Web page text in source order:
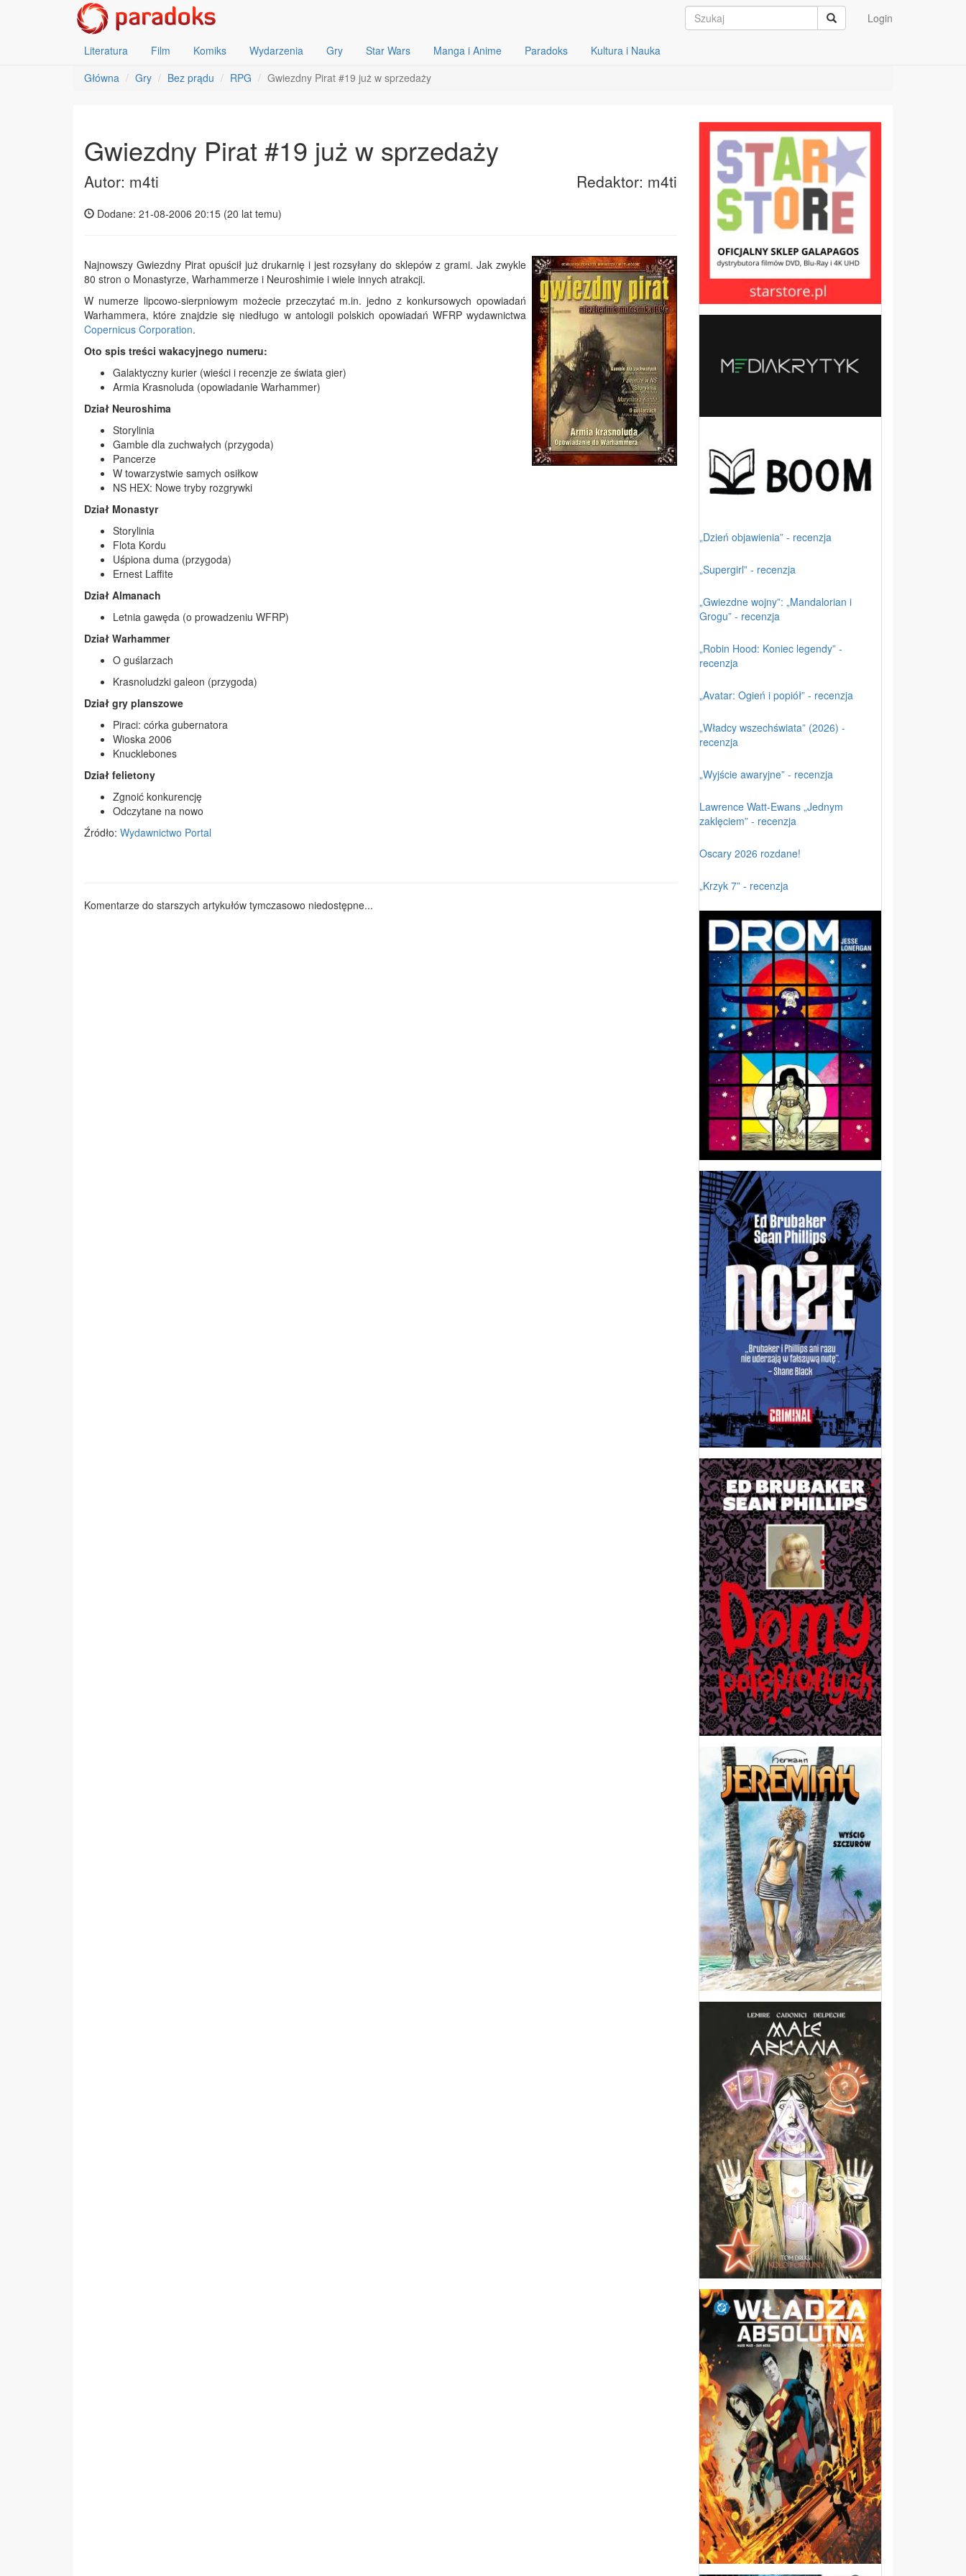
Login
Literatura Film Komiks Wydarzenia Gry Star Wars Manga i Anime Paradoks
Kultura i Nauka
Główna
Gry Bez prądu RPG Gwiezdny Pirat #19 już w sprzedaży
Gwiezdny Pirat #19 już w sprzedaży
Autor: m4ti Redaktor: m4ti
Dodane: 21-08-2006 20:15 (20 lat temu)
Najnowszy Gwiezdny Pirat opuścił już drukarnię i jest rozsyłany do sklepów z grami. Jak zwykle
80 stron o Monastyrze, Warhammerze i Neuroshimie i wiele innych atrakcji.
W numerze lipcowo-sierpniowym możecie przeczytać m.in. jedno z konkursowych opowiadań
Warhammera, które znajdzie się niedługo w antologii polskich opowiadań WFRP wydawnictwa
Copernicus Corporation.
Oto spis treści wakacyjnego numeru:
Galaktyczny kurier (wieści i recenzje ze świata gier)
Armia Krasnoluda (opowiadanie Warhammer)
Dział Neuroshima
Storylinia
Gamble dla zuchwałych (przygoda)
Pancerze
W towarzystwie samych osiłkow
NS HEX: Nowe tryby rozgrywki
Dział Monastyr
Storylinia
Flota Kordu
Uśpiona duma (przygoda)
Ernest Laffite
Dział Almanach
Letnia gawęda (o prowadzeniu WFRP)
Dział Warhammer
O guślarzach
Krasnoludzki galeon (przygoda)
Dział gry planszowe
Piraci: córka gubernatora
Wioska 2006
Knucklebones
Dział felietony
Zgnoić konkurencję
Odczytane na nowo
Źródło: Wydawnictwo Portal
Komentarze do starszych artykułów tymczasowo niedostępne...
„Dzień objawienia” - recenzja
„Supergirl” - recenzja
„Gwiezdne wojny”: „Mandalorian i
Grogu” - recenzja
„Robin Hood: Koniec legendy” -
recenzja
„Avatar: Ogień i popiół” - recenzja
„Władcy wszechświata” (2026) -
recenzja
„Wyjście awaryjne” - recenzja
Lawrence Watt-Ewans „Jednym
zaklęciem” - recenzja
Oscary 2026 rozdane!
„Krzyk 7” - recenzja